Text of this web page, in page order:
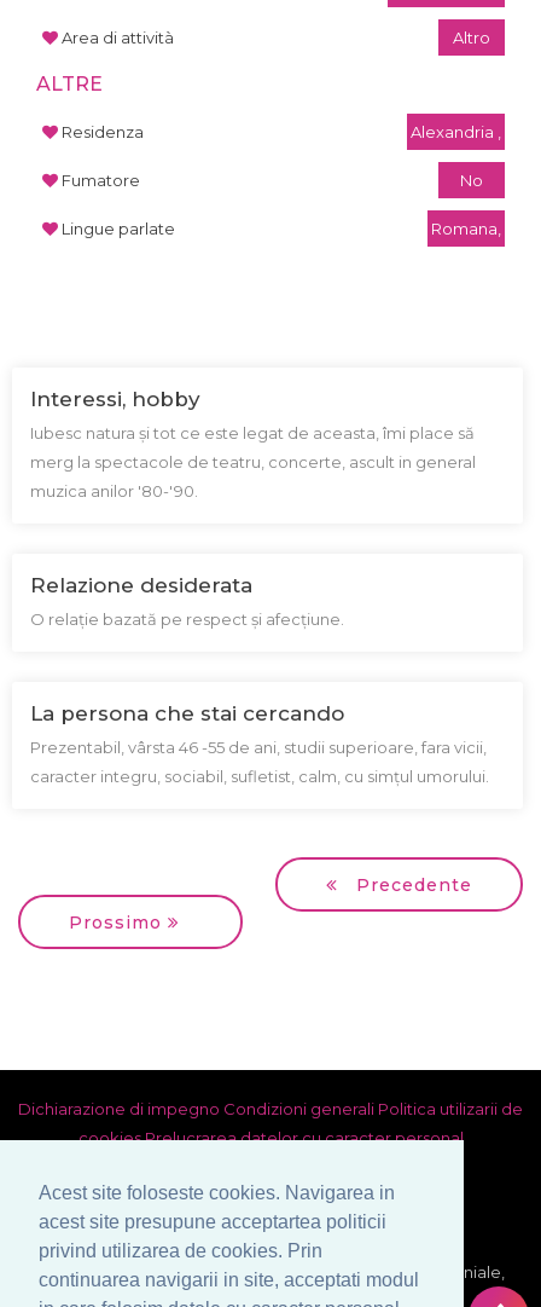
Acest site foloseste cookies. Navigarea in
acest site presupune acceptartea politicii
privind utilizarea de cookies. Prin
continuarea navigarii in site, acceptati modul
Area di attività Altro
ALTRE
Residenza Alexandria ,
Fumatore No
Lingue parlate Romana,
Interessi, hobby
Iubesc natura și tot ce este legat de aceasta, îmi place să
merg la spectacole de teatru, concerte, ascult in general
muzica anilor '80-'90.
Relazione desiderata
O relație bazată pe respect și afecțiune.
La persona che stai cercando
Prezentabil, vârsta 46 -55 de ani, studii superioare, fara vicii,
caracter integru, sociabil, sufletist, calm, cu simțul umorului.
Precedente
Prossimo
Dichiarazione di impegno Condizioni generali Politica utilizarii de
cookiesPrelucrarea datelor cu caracter personal
© Copyright 1999-2026 Venera S.R.L. - Agenzia Matrimoniale,
Bucarest, Romania. Tutti i diritti riservati.